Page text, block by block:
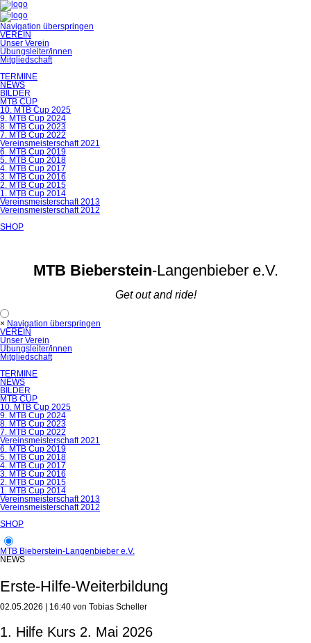
Navigation überspringen
VEREIN
Unser Verein
Übungsleiter/innen
Mitgliedschaft
TERMINE
NEWS
BILDER
MTB CUP
10. MTB Cup 2025
9. MTB Cup 2024
8. MTB Cup 2023
7. MTB Cup 2022
Vereinsmeisterschaft 2021
6. MTB Cup 2019
5. MTB Cup 2018
4. MTB Cup 2017
3. MTB Cup 2016
2. MTB Cup 2015
1. MTB Cup 2014
Vereinsmeisterschaft 2013
Vereinsmeisterschaft 2012
SHOP
MTB Bieberstein-Langenbieber e.V.
Get out and ride!
× Navigation überspringen
VEREIN
Unser Verein
Übungsleiter/innen
Mitgliedschaft
TERMINE
NEWS
BILDER
MTB CUP
10. MTB Cup 2025
9. MTB Cup 2024
8. MTB Cup 2023
7. MTB Cup 2022
Vereinsmeisterschaft 2021
6. MTB Cup 2019
5. MTB Cup 2018
4. MTB Cup 2017
3. MTB Cup 2016
2. MTB Cup 2015
1. MTB Cup 2014
Vereinsmeisterschaft 2013
Vereinsmeisterschaft 2012
SHOP
MTB Bieberstein-Langenbieber e.V.
NEWS
Erste-Hilfe-Weiterbildung
02.05.2026 | 16:40 von Tobias Scheller
1. Hilfe Kurs 2. Mai 2026